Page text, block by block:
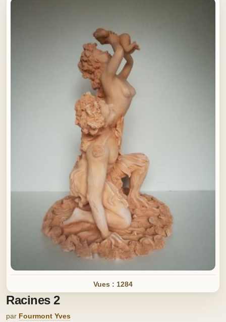
Vues : 1284
Racines 2
par Fourmont Yves